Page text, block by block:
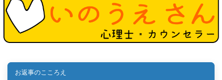
お返事のこころえ